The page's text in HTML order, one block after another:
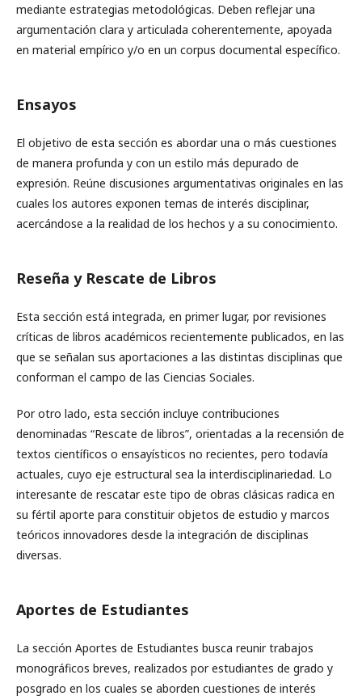
mediante estrategias metodológicas. Deben reflejar una
argumentación clara y articulada coherentemente, apoyada
en material empírico y/o en un corpus documental específico.
Ensayos
El objetivo de esta sección es abordar una o más cuestiones
de manera profunda y con un estilo más depurado de
expresión. Reúne discusiones argumentativas originales en las
cuales los autores exponen temas de interés disciplinar,
acercándose a la realidad de los hechos y a su conocimiento.
Reseña y Rescate de Libros
Esta sección está integrada, en primer lugar, por revisiones
críticas de libros académicos recientemente publicados, en las
que se señalan sus aportaciones a las distintas disciplinas que
conforman el campo de las Ciencias Sociales.
Por otro lado, esta sección incluye contribuciones
denominadas “Rescate de libros”, orientadas a la recensión de
textos científicos o ensayísticos no recientes, pero todavía
actuales, cuyo eje estructural sea la interdisciplinariedad. Lo
interesante de rescatar este tipo de obras clásicas radica en
su fértil aporte para constituir objetos de estudio y marcos
teóricos innovadores desde la integración de disciplinas
diversas.
Aportes de Estudiantes
La sección Aportes de Estudiantes busca reunir trabajos
monográficos breves, realizados por estudiantes de grado y
posgrado en los cuales se aborden cuestiones de interés